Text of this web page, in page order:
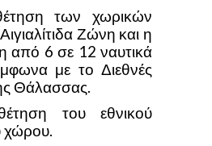
των χωρικών
Ζώνη και η
από 6 σε 12 ναυτικά
με το Διεθνές
Θάλασσας.
του εθνικού
χώρου.